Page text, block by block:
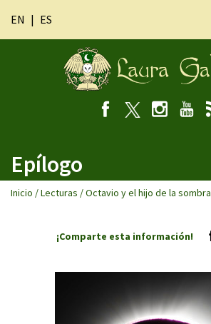
EN ES
Epílogo
Inicio /Lecturas /Octavio y el hijo de la sombra
¡Comparte esta información!